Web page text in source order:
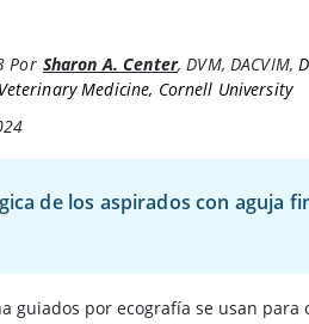
Por Sharon A. Center,DVM, DACVIM,
Medicine, Cornell University
de los aspirados con aguja
guiados por ecografía se usan